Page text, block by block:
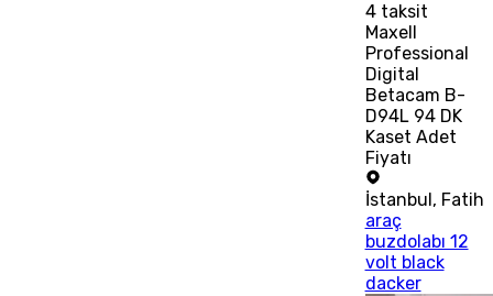
4taksit
Maxell
Professional
Digital
Betacam B-
D94L 94 DK
Kaset Adet
Fiyatı
İstanbul , Fatih
araç
buzdolabı 12
volt black
dacker